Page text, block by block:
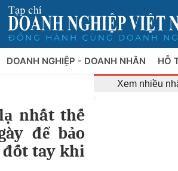
DOANH NGHIỆP - DOANH NHÂN HỖ
nhất thế
để bảo
đốt tay khi
Xem nhiều